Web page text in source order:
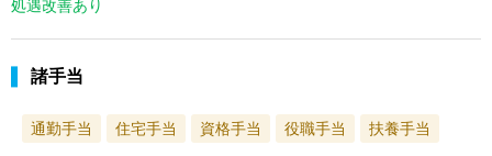
処遇改善あり
諸手当
通勤手当 住宅手当 資格手当 役職手当 扶養手当